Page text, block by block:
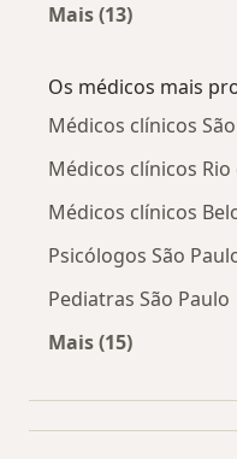
Mais (13)
Os médicos mais
Médicos clínicos
Médicos clínicos Rio
Médicos clínicos
Psicólogos São
Pediatras São Paulo
Mais (15)